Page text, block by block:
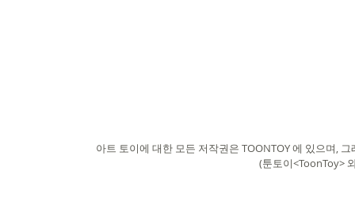
아트 토이에 대한 모든 저작권은 TOONTOY 에 있으며, 그
(툰토이<ToonToy>